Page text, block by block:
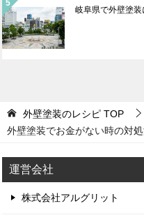
岐阜県で外壁塗
外壁塗装のレシピ TOP
外壁塗装でお金がない時の対
運営会社
株式会社アルグリット